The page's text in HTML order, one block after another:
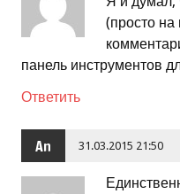
(просто на
панель инструментов
Ответить
An 31.03.2015 21:50